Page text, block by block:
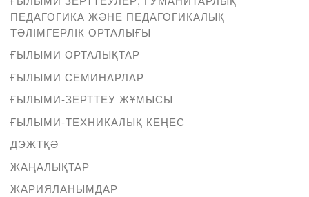
ПЕДАГОГИКА ЖӘНЕ ПЕДАГОГИКАЛЫҚ
ТӘЛІМГЕРЛІК ОРТАЛЫҒЫ
ҒЫЛЫМИ ОРТАЛЫҚТАР
ҒЫЛЫМИ СЕМИНАРЛАР
ҒЫЛЫМИ-ЗЕРТТЕУ ЖҰМЫСЫ
ҒЫЛЫМИ-ТЕХНИКАЛЫҚ КЕҢЕС
ДЭЖТҚӘ
ЖАҢАЛЫҚТАР
ЖАРИЯЛАНЫМДАР